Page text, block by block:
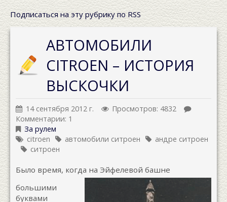
Подписаться на эту рубрику по RSS
АВТОМОБИЛИ
CITROEN – ИСТОРИЯ
ВЫСКОЧКИ
14 сентября 2012 г.
Просмотров: 4832
Комментарии: 1
За рулем
citroen
автомобили ситроен
андре ситроен
ситроен
Было время, когда на Эйфелевой башне
большими
буквами